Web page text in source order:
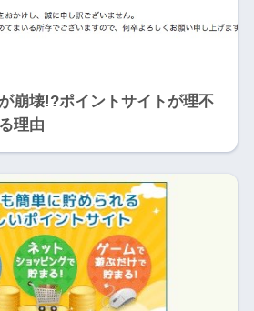
崩壊!?ポイントサイトが理不
理由